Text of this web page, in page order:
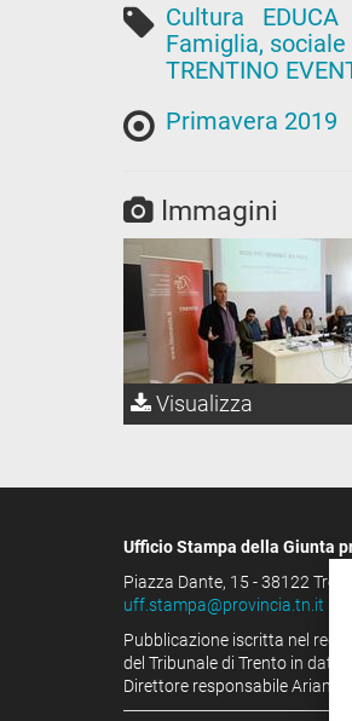
Cultura
EDUCA
Famiglia,
TRENTINO
Primavera 2019
Immagini
Visualizza
Ufficio Stampa della Giunta
Piazza Dante, 15 - 38122
uff.stampa@provincia.tn.it
Pubblicazione iscritta nel
del Tribunale di Trento in data
Direttore responsabile